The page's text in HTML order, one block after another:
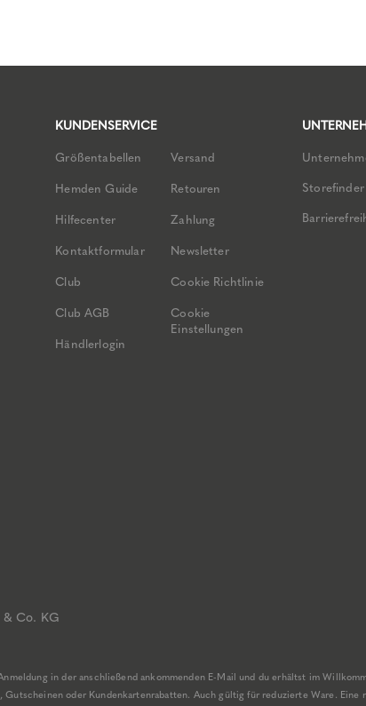
KUNDENSERVICE
Größentabellen
Hemden Guide
Hilfecenter
Kontaktformular
Club
Club AGB
Händlerlogin
Versand
Retouren
Zahlung
Newsletter
Cookie Richtlinie
Cookie
Einstellungen
Storefinder
& Co. KG
in der anschließend ankommenden E-Mail und du erhältst im
oder Kundenkartenrabatten. Auch gültig für reduzierte Ware.